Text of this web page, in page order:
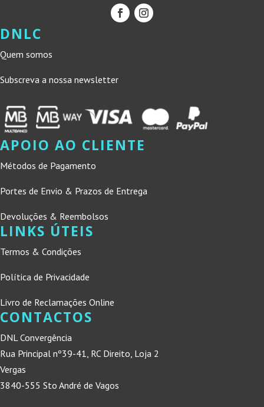
DNLC
Quem somos
Subscreva a nossa newsletter
APOIO AO CLIENTE
Métodos de Pagamento
Portes de Envio & Prazos de Entrega
Devoluções & Reembolsos
LINKS ÚTEIS
Termos & Condições
Política de Privacidade
Livro de Reclamações Online
CONTACTOS
DNL Convergência
Rua Principal nº39-41, RC Direito, Loja 2
Vergas
3840-555 Sto André de Vagos